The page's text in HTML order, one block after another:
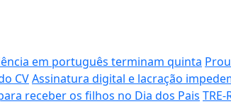
em português terminam quinta
CVAssinatura digital e lacração
receber os filhos no Dia dos Pais